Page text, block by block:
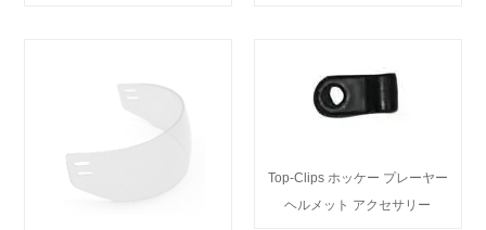
Top-Clips ホッケー プレーヤー
ヘルメット アクセサリー